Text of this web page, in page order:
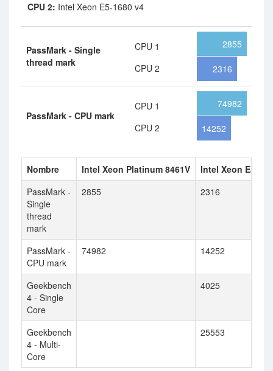
CPU 2: Intel Xeon E5-1680 v4
PassMark - Single
thread mark
CPU 1
CPU 2
2855
2316
PassMark - CPU mark
CPU 1
CPU 2
74982
14252
Nombre Intel Xeon Platinum 8461V
Intel Xeon E5-
PassMark -
Single
thread
mark
2855 2316
PassMark -
CPU mark
74982 14252
Geekbench
4 - Single
Core
4025
Geekbench
4 - Multi-
Core
25553